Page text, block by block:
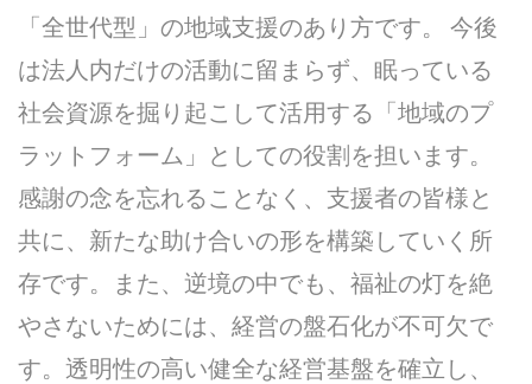
「全世代型」の地域支援のあり方です。 今後
は法人内だけの活動に留まらず、眠っている
社会資源を掘り起こして活用する「地域のプ
ラットフォーム」としての役割を担います。
感謝の念を忘れることなく、支援者の皆様と
共に、新たな助け合いの形を構築していく所
存です。また、逆境の中でも、福祉の灯を絶
やさないためには、経営の盤石化が不可欠で
す。透明性の高い健全な経営基盤を確立し、